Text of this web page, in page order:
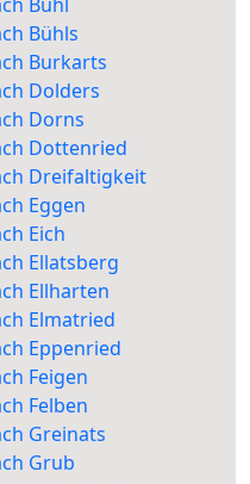
Bühls
Burkarts
Dolders
Dorns
Dottenried
Dreifaltigkeit
Eggen
Eich
Ellatsberg
Ellharten
Elmatried
Eppenried
Feigen
Felben
Greinats
Grub